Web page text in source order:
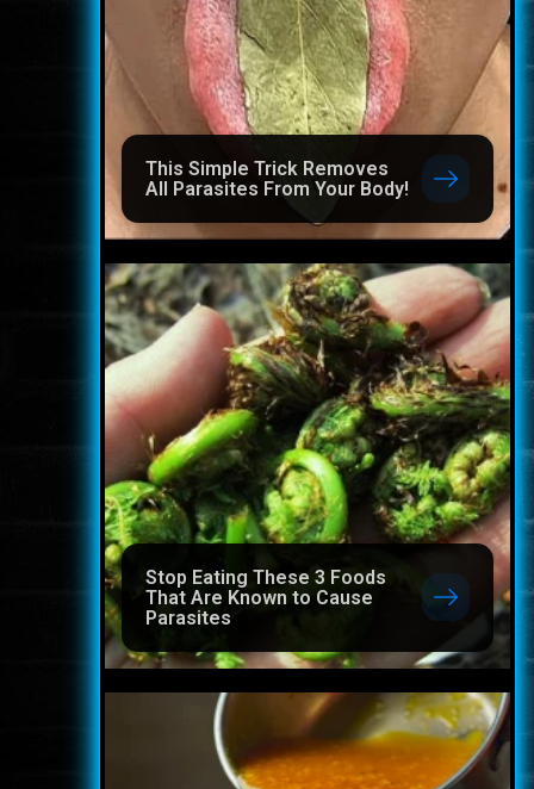
This Simple Trick Removes
All Parasites From Your Body!
Stop Eating These 3 Foods
That Are Known to Cause
Parasites